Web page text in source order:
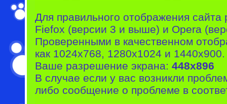
Для правильного отображения
Fiefox (версии 3 и выше) и Opera
Проверенными в качественном
как 1024x768, 1280x1024 и 1440x900.
Ваше разрешение экрана: 448x896
В случае если у вас возникли
либо сообщение о проблеме в